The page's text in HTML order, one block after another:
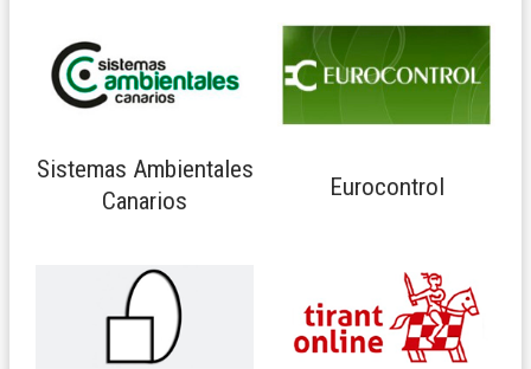
Sistemas Ambientales
Canarios
Eurocontrol